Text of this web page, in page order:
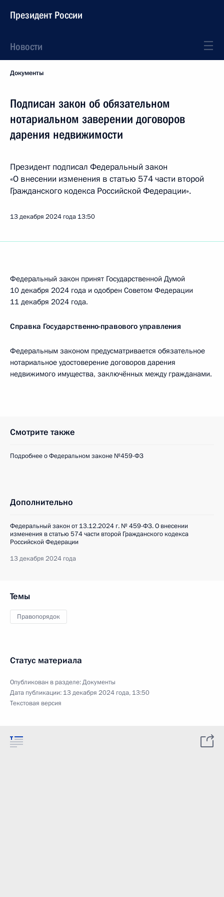
Президент России
Новости
Документы
Подписан закон об обязательном
нотариальном заверении договоров
дарения недвижимости
Президент подписал Федеральный закон
«О внесении изменения в статью 574 части второй
Гражданского кодекса Российской Федерации».
13 декабря 2024 года 13:50
Федеральный закон принят Государственной Думой
10 декабря 2024 года и одобрен Советом Федерации
11 декабря 2024 года.
Справка Государственно-правового управления
Федеральным законом предусматривается обязательное
нотариальное удостоверение договоров дарения
недвижимого имущества, заключённых между гражданами.
Смотрите также
Подробнее о Федеральном законе №459-ФЗ
Дополнительно
Федеральный закон от 13.12.2024 г. № 459-ФЗ. О внесении
изменения в статью 574 части второй Гражданского кодекса
Российской Федерации
13 декабря 2024 года
Темы
Правопорядок
Статус материала
Опубликован в разделе:Документы
Дата публикации: 13 декабря 2024 года, 13:50
Текстовая версия